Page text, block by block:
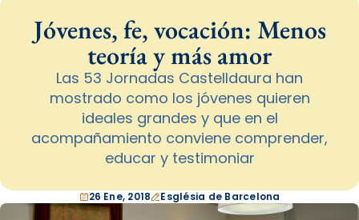
Jóvenes, fe, vocación: Menos
teoría y más amor
Las 53 Jornadas Castelldaura han
mostrado como los jóvenes quieren
ideales grandes y que en el
acompañamiento conviene comprender,
educar y testimoniar
26 Ene, 2018 Església de Barcelona